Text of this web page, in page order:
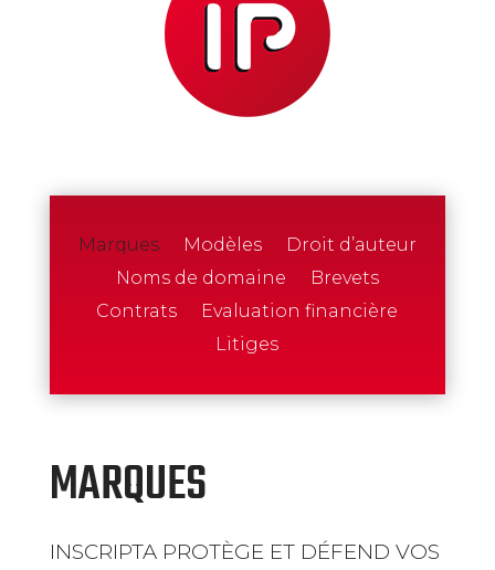
Marques Modèles
Droit d’auteur
Noms de domaine
Brevets
Contrats
Evaluation financière
Litiges
MARQUES
INSCRIPTA PROTÈGE ET DÉFEND VOS